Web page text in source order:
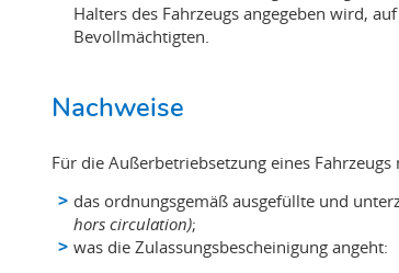
Halters des Fahrzeugs angegeben wird,
Bevollmächtigten.
Nachweise
Für die Außerbetriebsetzung eines
das ordnungsgemäß ausgefüllte und
hors circulation);
was die Zulassungsbescheinigung angeht: